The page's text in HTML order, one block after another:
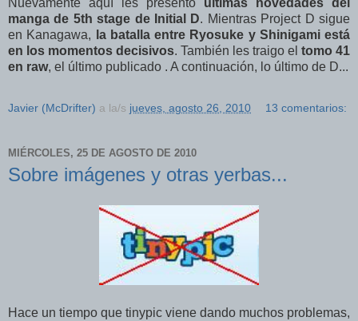
Nuevamente aquí les presento últimas novedades del
manga de 5th stage de Initial D. Mientras Project D sigue
en Kanagawa,
la batalla entre Ryosuke y Shinigami está
en los momentos decisivos. También les traigo el tomo 41
en raw, el último publicado . A continuación, lo último de D...
Javier (McDrifter) a la/s jueves, agosto 26, 2010 13 comentarios:
MIÉRCOLES, 25 DE AGOSTO DE 2010
Sobre imágenes y otras yerbas...
Hace un tiempo que tinypic viene dando muchos problemas,